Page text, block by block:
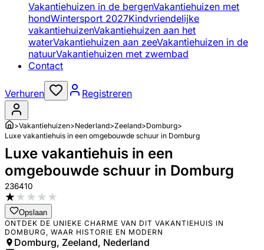
Vakantiehuizen in de bergenVakantiehuizen met
hondWintersport 2027Kindvriendelijke
vakantiehuizenVakantiehuizen aan het
waterVakantiehuizen aan zeeVakantiehuizen in de
natuurVakantiehuizen met zwembad
Contact
Verhuren Registreren
>Vakantiehuizen>Nederland>Zeeland>Domburg>
Luxe vakantiehuis in een omgebouwde schuur in Domburg
Luxe vakantiehuis in een
omgebouwde schuur in Domburg
236410
★★★★★
Opslaan
ONTDEK DE UNIEKE CHARME VAN DIT VAKANTIEHUIS IN
DOMBURG, WAAR HISTORIE EN MODERN
Domburg, Zeeland, Nederland